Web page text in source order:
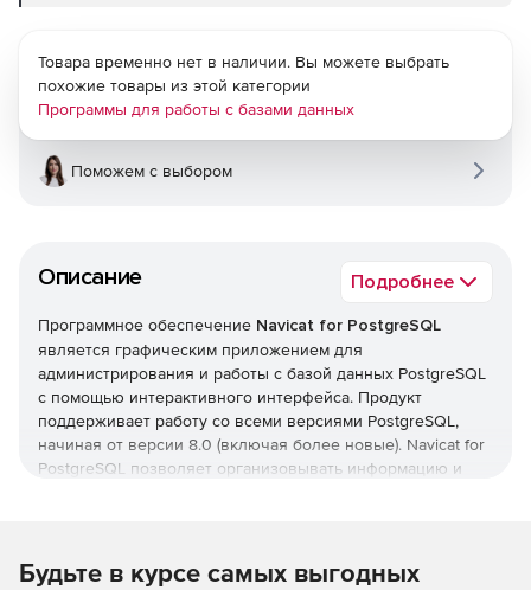
Описание Подробнее
Программное обеспечение Navicat for PostgreSQL
является графическим приложением для
администрирования и работы с базой данных PostgreSQL
с помощью интерактивного интерфейса. Продукт
поддерживает работу со всеми версиями PostgreSQL,
начиная от версии 8.0 (включая более новые). Navicat for
PostgreSQL позволяет организовывать информацию и
Товара временно нет в наличии. Вы можете выбрать
похожие товары из этой категории
Программы для работы с базами данных
Поможем с выбором
Будьте в курсе самых выгодных